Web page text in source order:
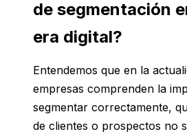
de segmentación
era digital?
Entendemos que en la
empresas comprenden la
segmentar correctamente,
de clientes o prospectos no